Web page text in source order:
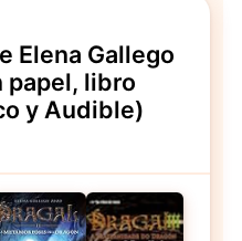
Elena Gallego
papel, libro
y Audible)